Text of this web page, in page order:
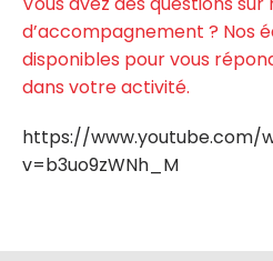
d’accompagnement ? Nos
disponibles pour vous
dans votre activité.
https://www.youtube.com/
v=b3uo9zWNh_M